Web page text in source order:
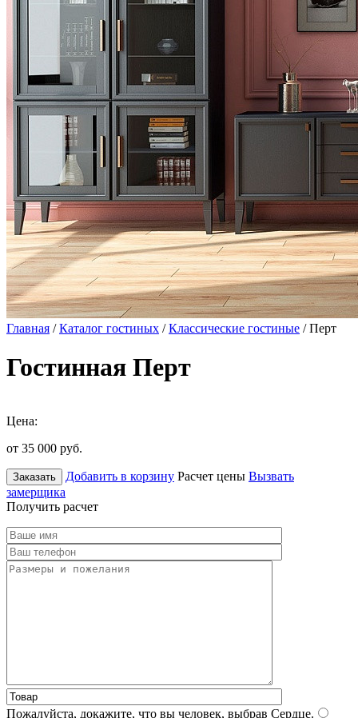
Главная /Каталог гостиных /Классические гостиные / Перт
Гостинная Перт
Цена:
от 35 000 руб.
Заказать Добавить в корзину Расчет цены Вызвать
замерщика
Получить расчет
Пожалуйста, докажите, что вы человек, выбрав Сердце.